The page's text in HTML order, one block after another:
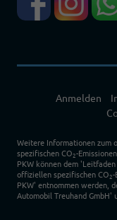
Anmelden
Weitere Informationen zum
spezifischen CO2-
PKW können dem
offiziellen spezifischen CO2-
PKW' entnommen werden,
Automobil Treuhand